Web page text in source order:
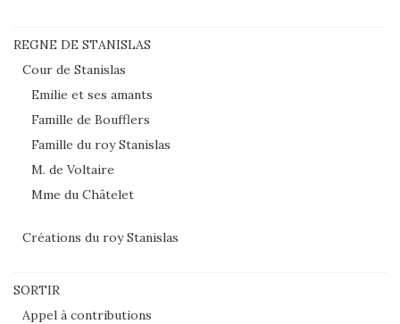
REGNE DE STANISLAS
Cour de Stanislas
Emilie et ses amants
Famille de Boufflers
Famille du roy Stanislas
M. de Voltaire
Mme du Châtelet
Créations du roy Stanislas
SORTIR
Appel à contributions